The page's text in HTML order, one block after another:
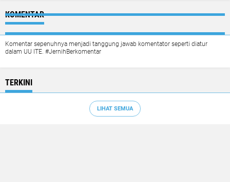
KOMENTAR
Komentar sepenuhnya menjadi tanggung jawab komentator seperti diatur
dalam UU ITE. #JernihBerkomentar
TERKINI
LIHAT SEMUA